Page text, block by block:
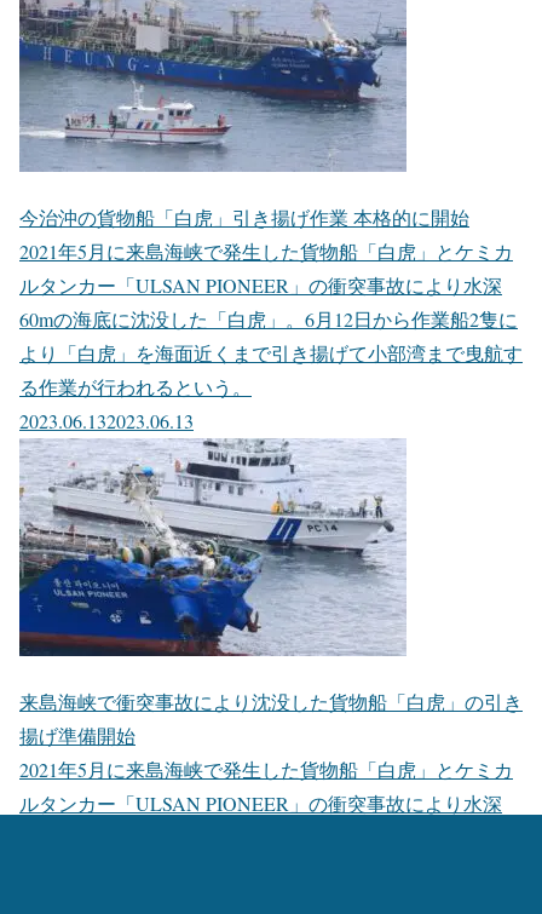
今治沖の貨物船「白虎」引き揚げ作業 本格的に開始
2021年5月に来島海峡で発生した貨物船「白虎」とケミカ
ルタンカー「ULSAN PIONEER」の衝突事故により水深
60mの海底に沈没した「白虎」。6月12日から作業船2隻に
より「白虎」を海面近くまで引き揚げて小部湾まで曳航す
る作業が行われるという。
2023.06.132023.06.13
来島海峡で衝突事故により沈没した貨物船「白虎」の引き
揚げ準備開始
2021年5月に来島海峡で発生した貨物船「白虎」とケミカ
ルタンカー「ULSAN PIONEER」の衝突事故により水深